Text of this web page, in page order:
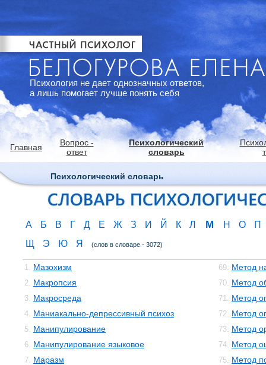
Психология не дает однозначных ответов,
а лишь помогает лучше понять себя
Главная
Вопрос -
ответ
Психологический
словарь
Психологический словарь
А Б В Г Д Е Ж З И Й К Л М Н О
П
Щ
Э Ю Я (слов в словаре - 3072)
1. Мазохизм
2. Макропсия
3. Макросреда
4. Маниакально-депрессивный психоз
5. Манипулирование
6. Манипулирование языковое
7. Маразм
69. Метод
70. Метод
71. Метод
72. Метод
73. Метод
74. Метод
75. Метод